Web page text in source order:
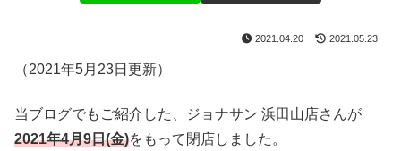
2021.04.20 2021.05.23
（2021年5月23日更新）
当ブログでもご紹介した、ジョナサン 浜田山店さんが
2021年4月9日(金)をもって閉店しました。